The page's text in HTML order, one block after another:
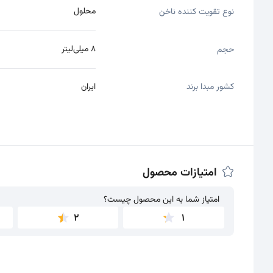
نوع تقویت کننده ناخن محلول
حجم 8 میلی‌لیتر
کشور مبدا برند ایران
امتیازات محصول
امتیاز شما به این محصول چیست؟
امتیاز شما به این محصول چیست؟
1
2